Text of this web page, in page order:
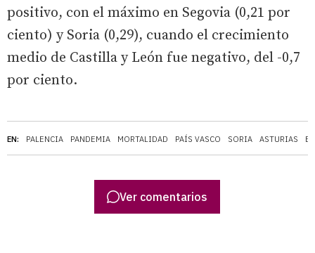
EN: PALENCIA PANDEMIA MORTALIDAD PAÍS VASCO SORIA ASTURIAS
positivo, con el máximo en Segovia (0,21 por
ciento) y Soria (0,29), cuando el crecimiento
medio de Castilla y León fue negativo, del -0,7
por ciento.
Ver comentarios